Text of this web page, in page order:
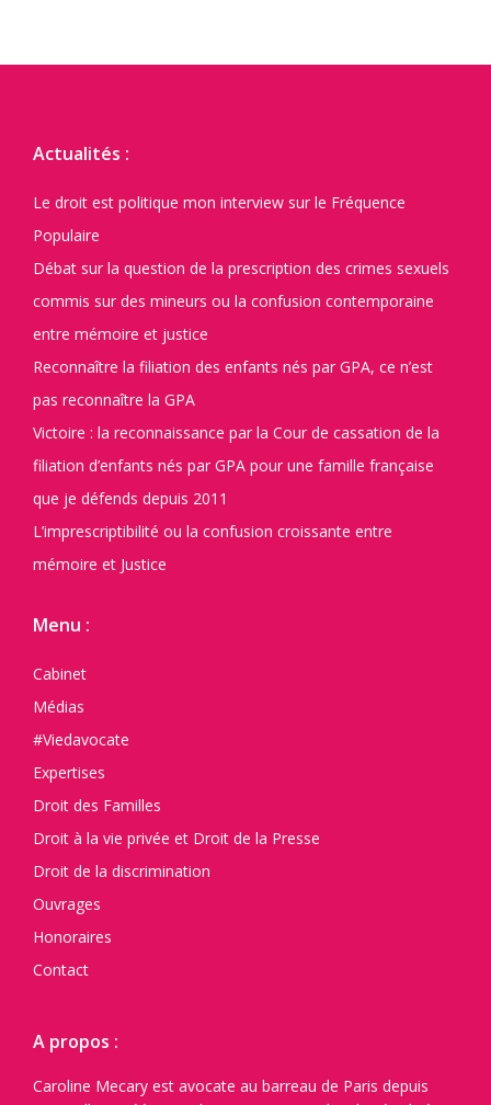
Actualités :
Le droit est politique mon interview sur le Fréquence
Populaire
Débat sur la question de la prescription des crimes sexuels
commis sur des mineurs ou la confusion contemporaine
entre mémoire et justice
Reconnaître la filiation des enfants nés par GPA, ce n’est
pas reconnaître la GPA
Victoire : la reconnaissance par la Cour de cassation de la
filiation d’enfants nés par GPA pour une famille française
que je défends depuis 2011
L’imprescriptibilité ou la confusion croissante entre
mémoire et Justice
Menu :
Cabinet
Médias
#Viedavocate
Expertises
Droit des Familles
Droit à la vie privée et Droit de la Presse
Droit de la discrimination
Ouvrages
Honoraires
Contact
A propos :
Caroline Mecary est avocate au barreau de Paris depuis